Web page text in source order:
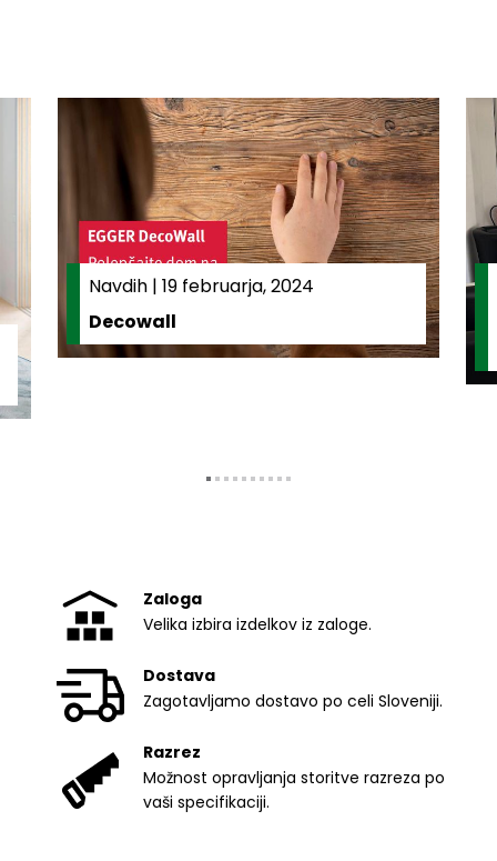
Navdih | 19 februarja, 2024
Decowall
Zaloga
Velika izbira izdelkov iz zaloge.
Dostava
Zagotavljamo dostavo po celi Sloveniji.
Razrez
Možnost opravljanja storitve razreza po
vaši specifikaciji.